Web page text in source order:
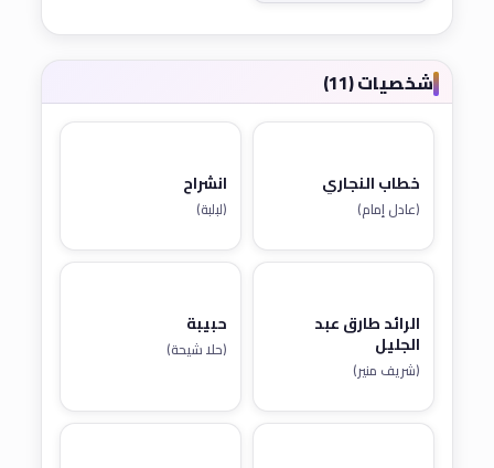
شخصيات (11)
خطاب النجاري
(عادل إمام)
انشراح
(لبلبة)
الرائد طارق عبد
الجليل
(شريف منير)
حبيبة
(حلا شيحة)